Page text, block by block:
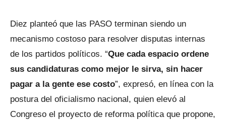
Diez planteó que las PASO terminan siendo un
mecanismo costoso para resolver disputas internas
de los partidos políticos. “Que cada espacio ordene
sus candidaturas como mejor le sirva, sin hacer
pagar a la gente ese costo”, expresó, en línea con la
postura del oficialismo nacional, quien elevó al
Congreso el proyecto de reforma política que propone,